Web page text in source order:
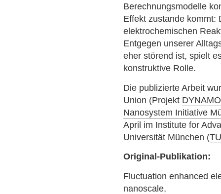
Berechnungsmodelle
Effekt zustande kommt:
elektrochemischen
Entgegen unserer
eher störend ist, spielt
konstruktive Rolle.
Die publizierte Arbeit
Union (Projekt DYNAMO
Nanosystem Initiative
April im Institute for
Universität München (
Original-Publikation:
Fluctuation enhanced
nanoscale,